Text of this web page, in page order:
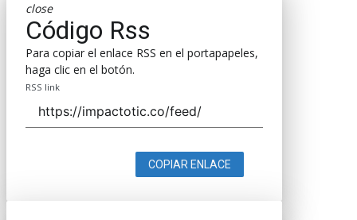
close
Código Rss
Para copiar el enlace RSS en el portapapeles,
haga clic en el botón.
RSS link
COPIAR ENLACE